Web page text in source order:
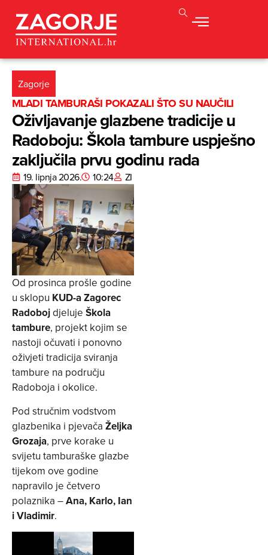
Zagorje
MLADI TAMBURAŠI POKAZALI ŠTO SU NAUČILI
Oživljavanje glazbene tradicije u
Radoboju: Škola tambure uspješno
zaključila prvu godinu rada
19. lipnja 2026. 10:24 ZI
Od prosinca prošle godine
u sklopu KUD-a Zagorec
Radobojdjeluje Škola
tambure, projekt kojim se
nastoji očuvati i ponovno
oživjeti tradicija sviranja
tambure na području
Radoboja i okolice.
Pod stručnim vodstvom
glazbenika i pjevača Željka
Grozaja, prve korake u
svijetu tamburaške glazbe
tijekom ove godine
napravilo je četvero
polaznika –Ana, Karlo, Ian
i Vladimir.